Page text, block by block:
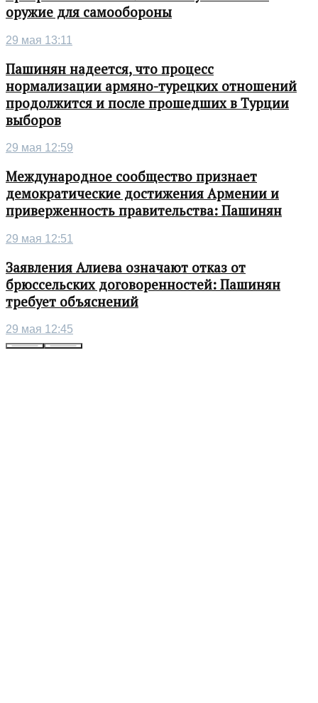
оружие для самообороны
29 мая 13:11
Пашинян надеется, что процесс
нормализации армяно-турецких отношений
продолжится и после прошедших в Турции
выборов
29 мая 12:59
Международное сообщество признает
демократические достижения Армении и
приверженность правительства: Пашинян
29 мая 12:51
Заявления Алиева означают отказ от
брюссельских договоренностей: Пашинян
требует объяснений
29 мая 12:45